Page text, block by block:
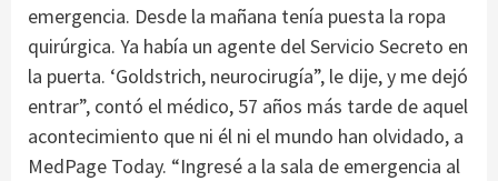
emergencia. Desde la mañana tenía puesta la ropa
quirúrgica. Ya había un agente del Servicio Secreto en
la puerta. ‘Goldstrich, neurocirugía”, le dije, y me dejó
entrar”, contó el médico, 57 años más tarde de aquel
acontecimiento que ni él ni el mundo han olvidado, a
MedPage Today. “Ingresé a la sala de emergencia al